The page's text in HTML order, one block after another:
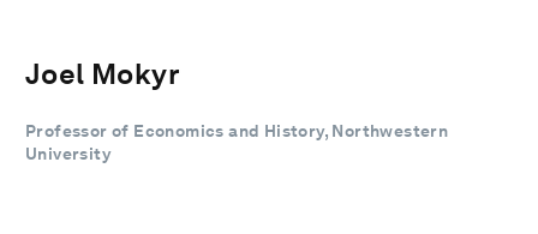
Joel Mokyr
Professor of Economics and History, Northwestern
University